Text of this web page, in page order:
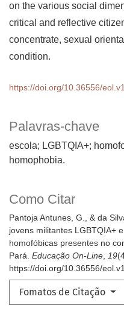
Palavras-chave
escola; LGBTQIA+;
homophobia.
Como Citar
Pantoja Antunes, G., & da
jovens militantes LGBTQIA+
homofóbicas presentes no
Pará. Educação On-Line, 19
https://doi.org/10.36556/
Fomatos de Citação
on the various social
critical and reflective
concentrate, sexual
condition.
https://doi.org/10.36556/